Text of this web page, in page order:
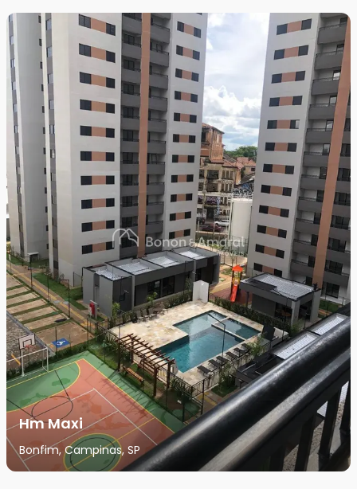
Hm Maxi
Bonfim, Campinas, SP